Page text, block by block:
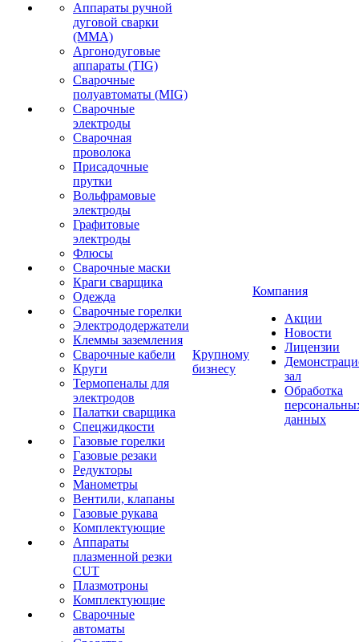
Аппараты ручной
дуговой сварки
(MMA)
Аргонодуговые
аппараты (TIG)
Сварочные
полуавтоматы (MIG)
Сварочные
электроды
Сварочная
проволока
Присадочные
прутки
Вольфрамовые
электроды
Графитовые
электроды
Флюсы
Сварочные маски
Краги сварщика
Одежда
Сварочные горелки
Электрододержатели
Клеммы заземления
Сварочные кабели
Круги
Термопеналы для
электродов
Палатки сварщика
Спецжидкости
Газовые горелки
Газовые резаки
Редукторы
Манометры
Вентили, клапаны
Газовые рукава
Комплектующие
Аппараты
плазменной резки
CUT
Плазмотроны
Комплектующие
Сварочные
автоматы
Крупному
бизнесу
Компания
Акции
Новости
Лицензии
зал
Обработка
данных